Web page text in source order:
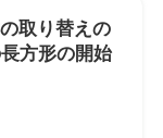
取り替えの
方形の開始